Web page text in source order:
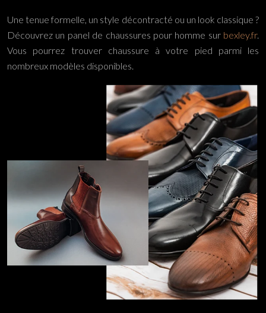
Une tenue formelle, un style décontracté ou un look classique ?
Découvrez un panel de chaussures pour homme sur bexley.fr.
Vous pourrez trouver chaussure à votre pied parmi les
nombreux modèles disponibles.